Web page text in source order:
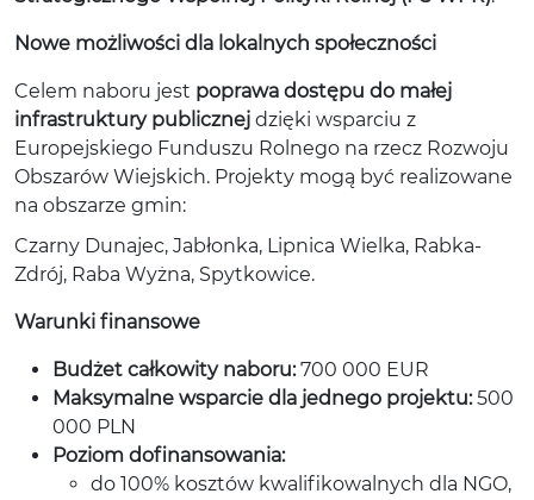
Nowe możliwości dla lokalnych społeczności
Celem naboru jest poprawa dostępu do małej
infrastruktury publicznej dzięki wsparciu z
Europejskiego Funduszu Rolnego na rzecz Rozwoju
Obszarów Wiejskich. Projekty mogą być realizowane
na obszarze gmin:
Czarny Dunajec, Jabłonka, Lipnica Wielka, Rabka-
Zdrój, Raba Wyżna, Spytkowice.
Warunki finansowe
Budżet całkowity naboru:700 000 EUR
Maksymalne wsparcie dla jednego projektu:500
000 PLN
Poziom dofinansowania:
do 100% kosztów kwalifikowalnych dla NGO,